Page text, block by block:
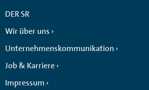
DER SR
Wir über uns
Unternehmenskommunikation
Job & Karriere
Impressum